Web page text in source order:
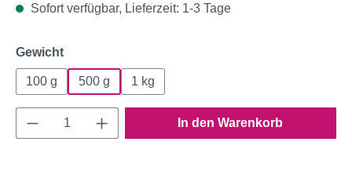
Sofort verfügbar, Lieferzeit: 1-3 Tage
Gewichtauswählen
100 g 500 g 1 kg
Produkt Anzahl: Gib den gewünschten
In den Warenkorb